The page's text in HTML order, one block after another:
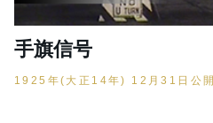
手旗信号
1925年(大正14年) 12月31日公開